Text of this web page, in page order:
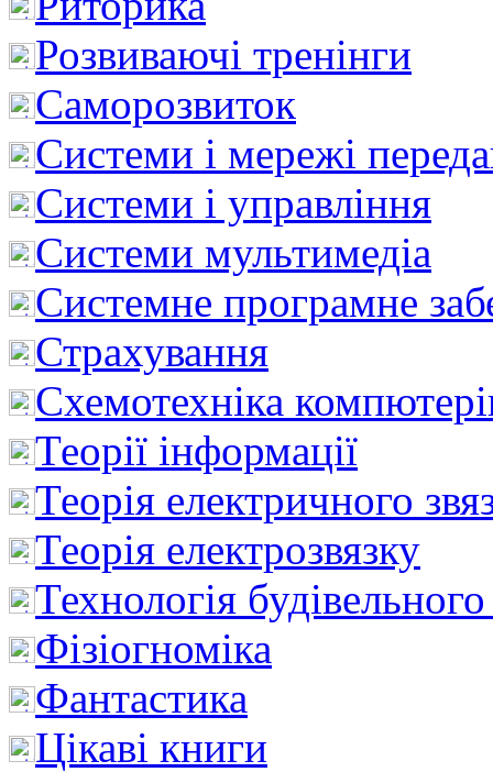
Розвиваючі тренінги
Саморозвиток
Системи і мережі
Системи і управління
Системи мультимедіа
Системне програмне
Страхування
Схемотехніка
Теорії інформації
Теорія електричного
Теорія електрозвязку
Технологія
Фізіогноміка
Фантастика
Цікаві книги